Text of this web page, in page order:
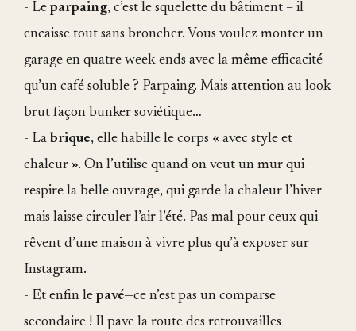
- Le parpaing, c’est le squelette du bâtiment – il
encaisse tout sans broncher. Vous voulez monter un
garage en quatre week-ends avec la même efficacité
qu’un café soluble ? Parpaing. Mais attention au look
brut façon bunker soviétique…
- La brique, elle habille le corps « avec style et
chaleur ». On l’utilise quand on veut un mur qui
respire la belle ouvrage, qui garde la chaleur l’hiver
mais laisse circuler l’air l’été. Pas mal pour ceux qui
rêvent d’une maison à vivre plus qu’à exposer sur
Instagram.
- Et enfin le pavé—ce n’est pas un comparse
secondaire ! Il pave la route des retrouvailles